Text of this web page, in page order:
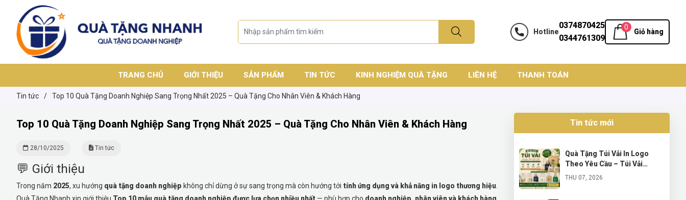
Hotline
0374870425
0344761309
0
Giỏ hàng
TRANG CHỦ GIỚI THIỆU SẢN PHẨM TIN TỨC KINH NGHIỆM QUÀ TẶNG LIÊN HỆ THANH TOÁN
Tin tức / Top 10 Quà Tặng Doanh Nghiệp Sang Trọng Nhất 2025 – Quà Tặng Cho Nhân Viên & Khách Hàng
Top 10 Quà Tặng Doanh Nghiệp Sang Trọng Nhất 2025 – Quà Tặng Cho Nhân Viên & Khách Hàng
28/10/2025 Tin tức
💬 Giới thiệu
Trong năm 2025, xu hướng quà tặng doanh nghiệp không chỉ dừng ở sự sang trọng mà còn hướng tới tính ứng dụng và khả năng in logo thương hiệu
Quà Tặng Nhanh xin giới thiệu Top 10 mẫu quà tặng doanh nghiệp được lựa chọn nhiều nhất — phù hợp cho doanh nghiệp, nhân viên và khách hàng,
Tin tức mới
Quà Tặng Túi Vải In Logo
Theo Yêu Cầu – Túi Vải
Canvas, Túi Vải Không Dệt,
THU 07, 2026